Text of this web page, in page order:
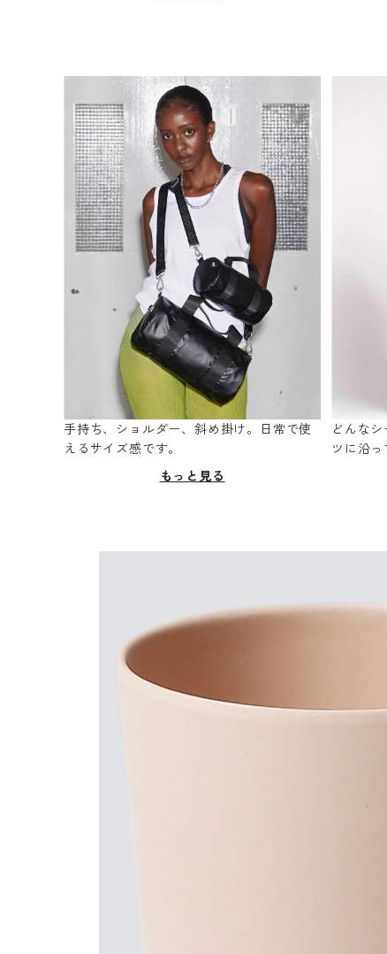
手持ち、ショルダー、斜め掛け。日常で使
えるサイズ感です。
もっと見る
どんな
ツに沿っ